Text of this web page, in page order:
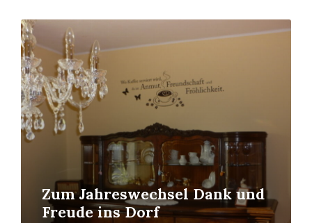
Zum Jahreswechsel Dank und
Freude ins Dorf
Mehr
erfahren